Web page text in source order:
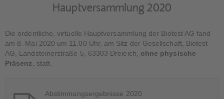
Hauptversammlung 2020
Die ordentliche, virtuelle Hauptversammlung der Biotest AG fand
am 8. Mai 2020 um 11.00 Uhr, am Sitz der Gesellschaft, Biotest
AG, Landsteinerstraße 5, 63303 Dreieich, ohne physische
Präsenz, statt.
Abstimmungsergebnisse 2020